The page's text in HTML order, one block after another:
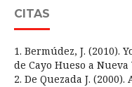
CITAS
1. Bermúdez, J. (2010).
de Cayo Hueso a
2. De Quezada J.